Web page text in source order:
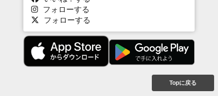
フォローする
フォローする
Topに戻る